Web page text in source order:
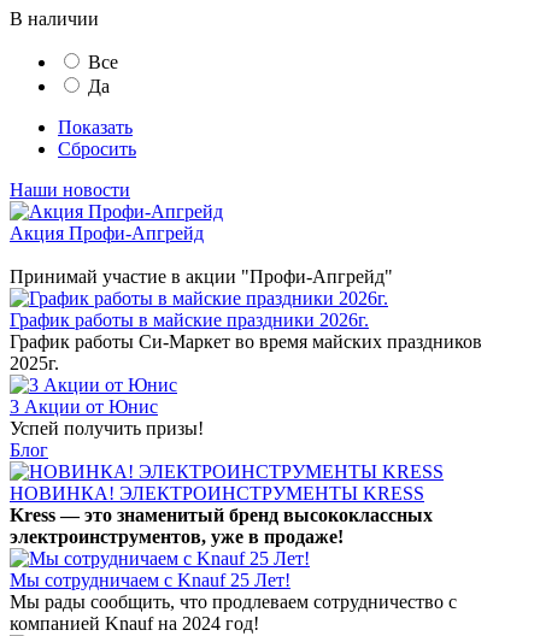
В наличии
Все
Да
Показать
Сбросить
Наши новости
Акция Профи-Апгрейд
Принимай участие в акции "Профи-Апгрейд"
График работы в майские праздники 2026г.
График работы Си-Маркет во время майских праздников
2025г.
3 Акции от Юнис
Успей получить призы!
Блог
НОВИНКА! ЭЛЕКТРОИНСТРУМЕНТЫ KRESS
Kress — это знаменитый бренд высококлассных
электроинструментов, уже в продаже!
Мы сотрудничаем с Knauf 25 Лет!
Мы рады сообщить, что продлеваем сотрудничество с
компанией Knauf на 2024 год!